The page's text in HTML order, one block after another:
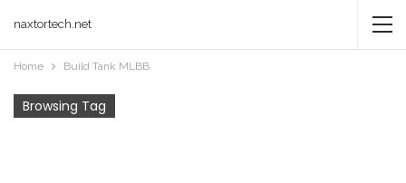
naxtortech.net
Home Build Tank MLBB
Browsing Tag